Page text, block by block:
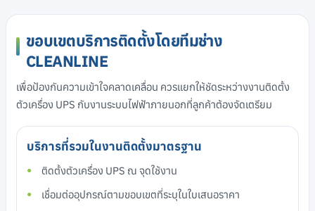
ขอบเขตบริการติดตั้งโดยทีมช่าง
CLEANLINE
เพื่อป้องกันความเข้าใจคลาดเคลื่อน ควรแยกให้ชัดระหว่างงานติดตั้ง
ตัวเครื่อง UPS กับงานระบบไฟฟ้าภายนอกที่ลูกค้าต้องจัดเตรียม
บริการที่รวมในงานติดตั้งมาตรฐาน
ติดตั้งตัวเครื่อง UPS ณ จุดใช้งาน
เชื่อมต่ออุปกรณ์ตามขอบเขตที่ระบุในใบเสนอราคา